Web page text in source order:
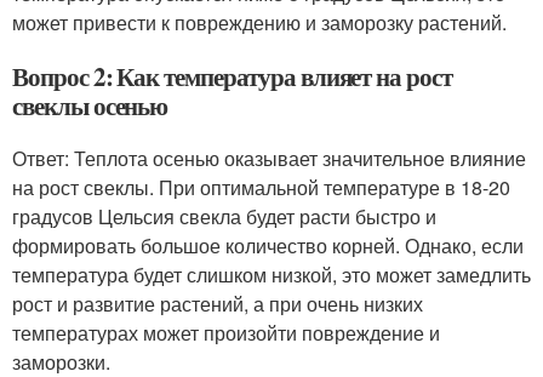
может привести к повреждению и заморозку растений.
Вопрос 2: Как температура влияет на рост
свеклы осенью
Ответ: Теплота осенью оказывает значительное влияние
на рост свеклы. При оптимальной температуре в 18-20
градусов Цельсия свекла будет расти быстро и
формировать большое количество корней. Однако, если
температура будет слишком низкой, это может замедлить
рост и развитие растений, а при очень низких
температурах может произойти повреждение и
заморозки.